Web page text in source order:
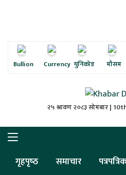
Bullion Currency युनिकोड मौसम
२५ श्रावण २०८३ सोमबार |
गृहपृष्‍ठ समाचार